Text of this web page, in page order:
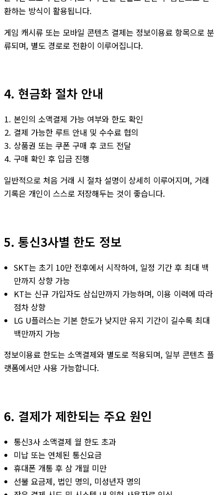
환하는 방식이 활용됩니다.
게임 캐시류 또는 모바일 콘텐츠 결제는 정보이용료 항목으로 분
류되며, 별도 경로로 전환이 이루어집니다.
4. 현금화 절차 안내
본인의 소액결제 가능 여부와 한도 확인
결제 가능한 루트 안내 및 수수료 협의
상품권 또는 쿠폰 구매 후 코드 전달
구매 확인 후 입금 진행
일반적으로 처음 거래 시 절차 설명이 상세히 이루어지며, 거래
기록은 개인이 스스로 저장해두는 것이 좋습니다.
5. 통신3사별 한도 정보
SKT는 초기 10만 전후에서 시작하여, 일정 기간 후 최대 백
만까지 상향 가능
KT는 신규 가입자도 삼십만까지 가능하며, 이용 이력에 따라
점차 상향
LG U플러스는 기본 한도가 낮지만 유지 기간이 길수록 최대
백만까지 가능
정보이용료 한도는 소액결제와 별도로 적용되며, 일부 콘텐츠 플
랫폼에서만 사용 가능합니다.
6. 결제가 제한되는 주요 원인
통신3사 소액결제 월 한도 초과
미납 또는 연체된 통신요금
휴대폰 개통 후 삼 개월 미만
선불 요금제, 법인 명의, 미성년자 명의